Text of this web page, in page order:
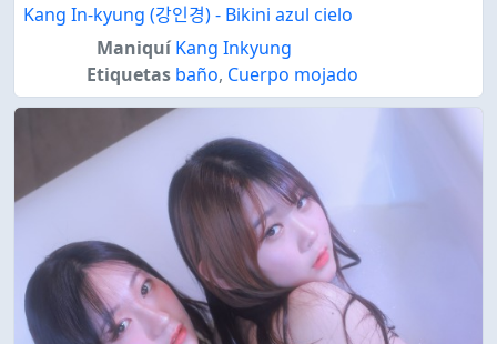
Kang In-kyung (강인경) - Bikini azul cielo
Maniquí Kang Inkyung
Etiquetas baño, Cuerpo mojado